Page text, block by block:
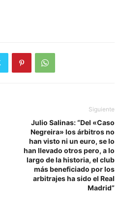
Siguiente
Julio Salinas: “Del «Caso
Negreira» los árbitros no
han visto ni un euro, se lo
han llevado otros pero, a lo
largo de la historia, el club
más beneficiado por los
arbitrajes ha sido el Real
Madrid”